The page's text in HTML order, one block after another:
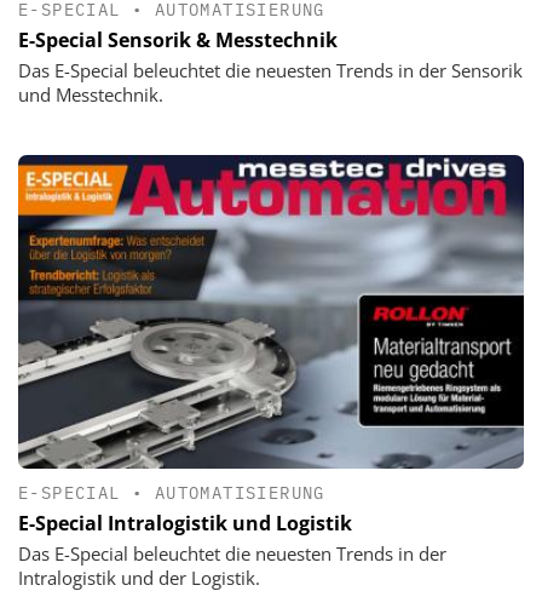
E-SPECIAL • AUTOMATISIERUNG
E-Special Sensorik & Messtechnik
Das E-Special beleuchtet die neuesten Trends in der Sensorik
und Messtechnik.
E-SPECIAL • AUTOMATISIERUNG
E-Special Intralogistik und Logistik
Das E-Special beleuchtet die neuesten Trends in der
Intralogistik und der Logistik.